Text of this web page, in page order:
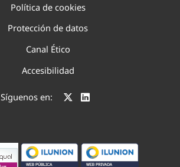
Política de cookies
Protección de datos
Canal Ético
Accesibilidad
Síguenos en: